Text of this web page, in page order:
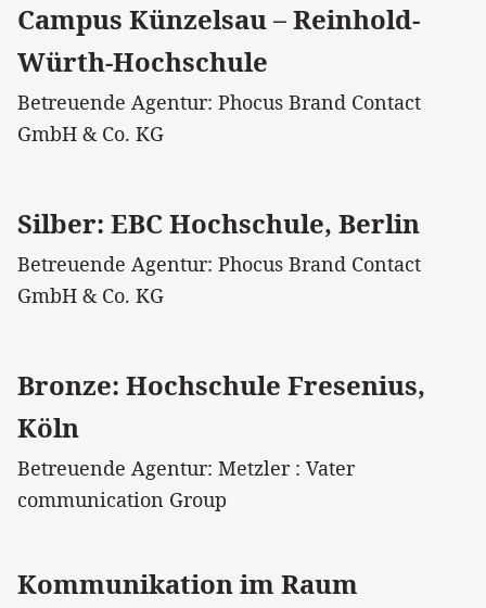
Campus Künzelsau – Reinhold-
Würth-Hochschule
Betreuende Agentur: Phocus Brand Contact
GmbH & Co. KG
Silber: EBC Hochschule, Berlin
Betreuende Agentur: Phocus Brand Contact
GmbH & Co. KG
Bronze: Hochschule Fresenius,
Köln
Betreuende Agentur: Metzler : Vater
communication Group
Kommunikation im Raum